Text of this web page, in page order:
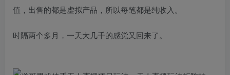
值，出售的都是虚拟产品，所以每笔都是纯收入。
时隔两个多月，一天大几千的感觉又回来了。